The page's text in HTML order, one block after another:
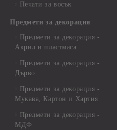
Печати за восък
Предмети за декорация
Предмети за декорация -
Акрил и пластмаса
Предмети за декорация -
Дърво
Предмети за декорация -
Мукава, Картон и Хартия
Предмети за декорация -
МДФ